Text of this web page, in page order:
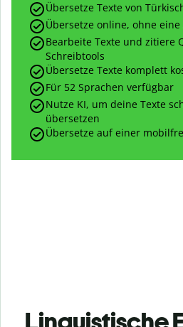
Übersetze Texte von
Übersetze online, ohne
Bearbeite Texte und zitiere
Schreibtools
Übersetze Texte komplett
Für 52 Sprachen verfügbar
Nutze KI, um deine Texte
übersetzen
Übersetze auf einer